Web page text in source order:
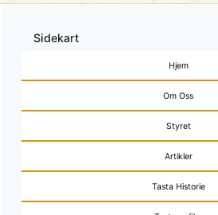
Sidekart
Hjem
Om Oss
Styret
Artikler
Tasta Historie